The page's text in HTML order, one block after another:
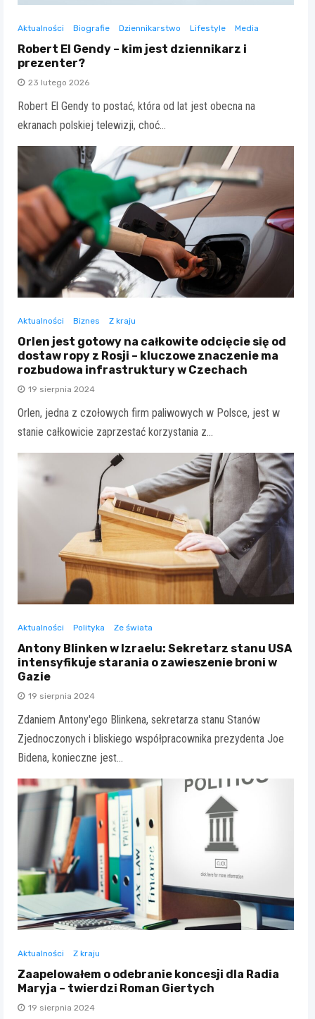
Aktualności Biografie Dziennikarstwo Lifestyle Media
Robert El Gendy – kim jest dziennikarz i
prezenter?
23 lutego 2026
Robert El Gendy to postać, która od lat jest obecna na
ekranach polskiej telewizji, choć…
Aktualności Biznes Z kraju
Orlen jest gotowy na całkowite odcięcie się od
dostaw ropy z Rosji – kluczowe znaczenie ma
rozbudowa infrastruktury w Czechach
19 sierpnia 2024
Orlen, jedna z czołowych firm paliwowych w Polsce, jest w
stanie całkowicie zaprzestać korzystania z…
Aktualności Polityka Ze świata
Antony Blinken w Izraelu: Sekretarz stanu USA
intensyfikuje starania o zawieszenie broni w
Gazie
19 sierpnia 2024
Zdaniem Antony'ego Blinkena, sekretarza stanu Stanów
Zjednoczonych i bliskiego współpracownika prezydenta Joe
Bidena, konieczne jest…
Aktualności Z kraju
Zaapelowałem o odebranie koncesji dla Radia
Maryja – twierdzi Roman Giertych
19 sierpnia 2024